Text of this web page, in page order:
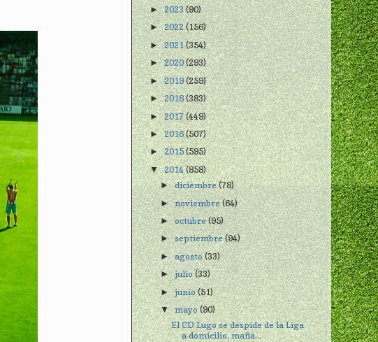
►2023(90)
►2022(156)
►2021(354)
►2020(293)
►2019(259)
►2018(383)
►2017(449)
►2016(507)
►2015(595)
▼2014(858)
►diciembre(78)
►noviembre(64)
►octubre(95)
►septiembre(94)
►agosto(33)
►julio(33)
►junio(51)
▼mayo(90)
El CD Lugo se despide de la Liga
a domicilio, maña...